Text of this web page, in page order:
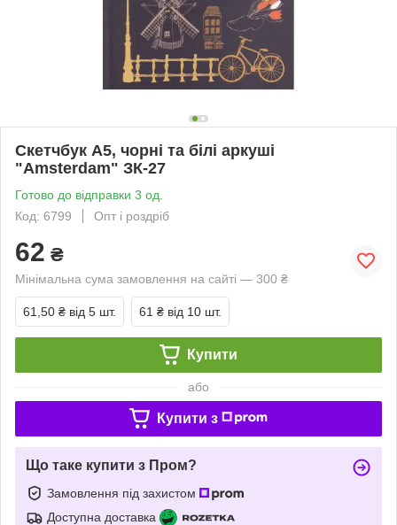
Скетчбук А5, чорні та білі аркуші
"Amsterdam" ЗК-27
Готово до відправки 3 од.
Код: 6799
Опт і роздріб
62 ₴
Мінімальна сума замовлення на сайті — 300 ₴
61,50 ₴ від 5 шт. 61 ₴ від 10 шт.
Купити
або
Купити з
Що таке купити з Пром?
Замовлення під захистом
Доступна доставка